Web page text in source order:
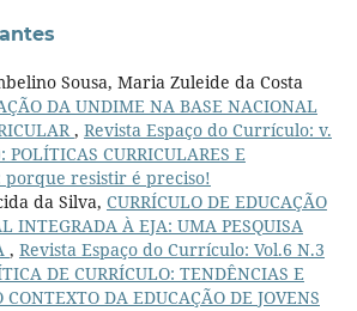
Sousa, Maria Zuleide da Costa
DA UNDIME NA BASE NACIONAL
, Revista Espaço do Currículo: v.
CURRICULARES E
porque resistir é preciso!
da Silva, CURRÍCULO DE EDUCAÇÃO
INTEGRADA À EJA: UMA PESQUISA
, Revista Espaço do Currículo: Vol.6 N.3
DE CURRÍCULO: TENDÊNCIAS E
CONTEXTO DA EDUCAÇÃO DE JOVENS